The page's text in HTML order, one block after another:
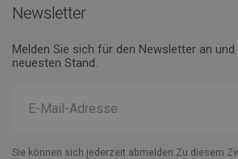
Newsletter
Melden Sie sich für den Newsletter an
neuesten Stand.
Sie können sich jederzeit abmelden.Zu diesem